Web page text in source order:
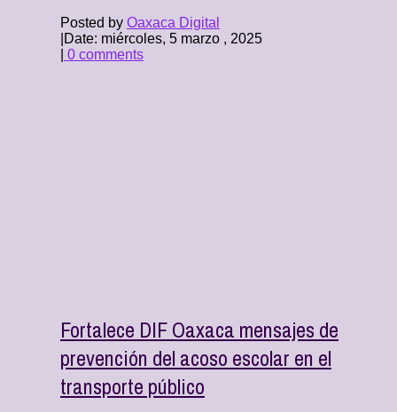
Posted by Oaxaca Digital
Date: miércoles, 5 marzo , 2025
0 comments
Fortalece DIF Oaxaca mensajes de
prevención del acoso escolar en el
transporte público